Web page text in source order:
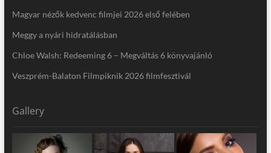
Magyar nézők kedvenc filmjei 2026 első felében
Meggy a nyári hidratálásban
Chloe Walsh: Redeeming 6 – Megváltás 6 könyvajánló
Veszprém-Balaton Filmpiknik 2026 filmfesztivál
Gallery